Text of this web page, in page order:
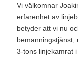
Vi välkomnar
erfarenhet av
betyder att vi nu
bemanningstjänst,
3-tons linjekamrat